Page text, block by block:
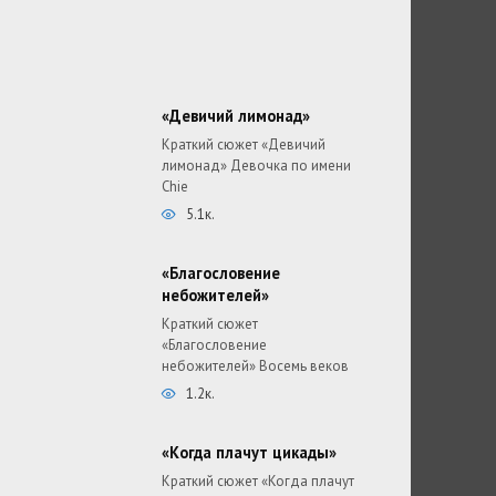
«Девичий лимонад»
Краткий сюжет «Девичий
лимонад» Девочка по имени
Chie
5.1к.
«Благословение
небожителей»
Краткий сюжет
«Благословение
небожителей» Восемь веков
1.2к.
«Когда плачут цикады»
Краткий сюжет «Когда плачут